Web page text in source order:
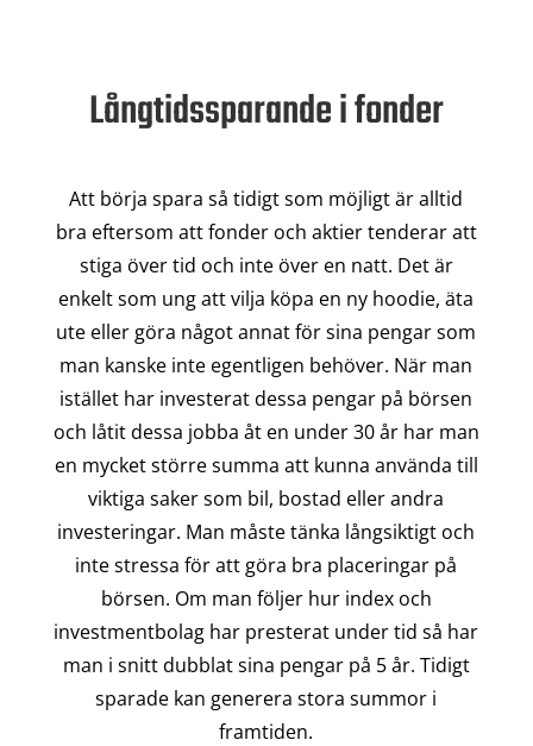
Långtidssparande i fonder
Att börja spara så tidigt som möjligt är alltid
bra eftersom att fonder och aktier tenderar att
stiga över tid och inte över en natt. Det är
enkelt som ung att vilja köpa en ny hoodie, äta
ute eller göra något annat för sina pengar som
man kanske inte egentligen behöver. När man
istället har investerat dessa pengar på börsen
och låtit dessa jobba åt en under 30 år har man
en mycket större summa att kunna använda till
viktiga saker som bil, bostad eller andra
investeringar. Man måste tänka långsiktigt och
inte stressa för att göra bra placeringar på
börsen. Om man följer hur index och
investmentbolag har presterat under tid så har
man i snitt dubblat sina pengar på 5 år. Tidigt
sparade kan generera stora summor i
framtiden.